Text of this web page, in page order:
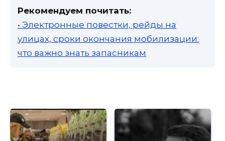
Рекомендуем почитать:
• Электронные повестки, рейды на
улицах, сроки окончания мобилизации:
что важно знать запасникам